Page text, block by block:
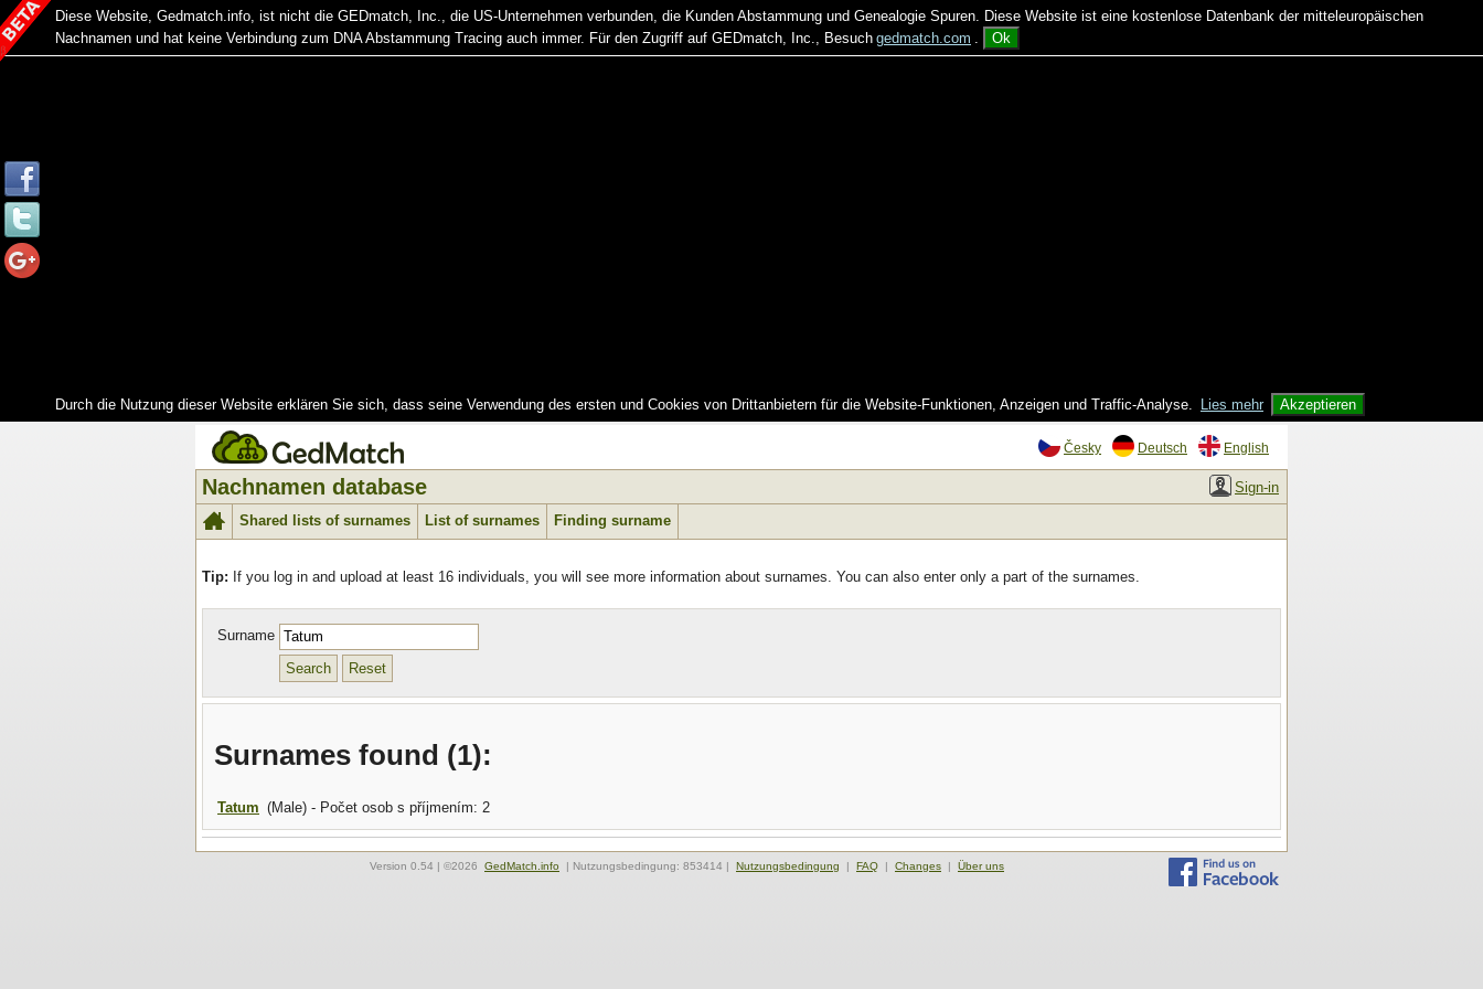
Diese Website, Gedmatch.info, ist nicht die GEDmatch, Inc., die US-Unternehmen verbunden, die Kunden Abstammung und Genealogie Spuren. Diese Website ist eine kostenlose Datenbank der mitteleuropäischen
Nachnamen und hat keine Verbindung zum DNA Abstammung Tracing auch immer. Für den Zugriff auf GEDmatch, Inc., Besuch gedmatch.com . Ok
Durch die Nutzung dieser Website erklären Sie sich, dass seine Verwendung des ersten und Cookies von Drittanbietern für die Website-Funktionen, Anzeigen und Traffic-Analyse. Lies mehr Akzeptieren
Česky Deutsch English
Nachnamen database
Sign-in
Shared lists of surnames
List of surnames Finding surname
Tip: If you log in and upload at least 16 individuals, you will see more information about surnames. You can also enter only a part of the surnames.
Surname
Surnames found (1):
Tatum (Male) - Počet osob s příjmením: 2
Version 0.54 | ©2026 GedMatch.info | Nutzungsbedingung: 853414 | Nutzungsbedingung | FAQ | Changes | Über uns